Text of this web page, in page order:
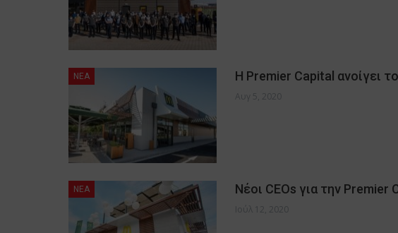
NEA Η Premier Capital ανοίγει
Αυγ 5, 2020
NEA Νέοι CEOs για την
Ιούλ 12, 2020